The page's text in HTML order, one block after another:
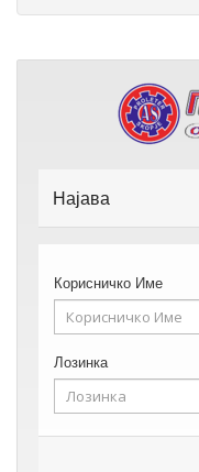
Најава
Корисничко Име
Лозинка